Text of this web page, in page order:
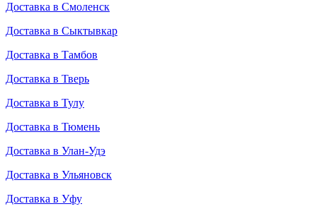
Доставка в Смоленск
Доставка в Сыктывкар
Доставка в Тамбов
Доставка в Тверь
Доставка в Тулу
Доставка в Тюмень
Доставка в Улан-Удэ
Доставка в Ульяновск
Доставка в Уфу